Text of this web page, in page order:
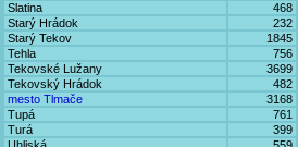
Slatina
468
Starý Hrádok
232
Starý Tekov
1845
Tehla
756
Tekovské Lužany
3699
Tekovský Hrádok
482
mesto Tlmače
3168
Tupá
761
Turá
399